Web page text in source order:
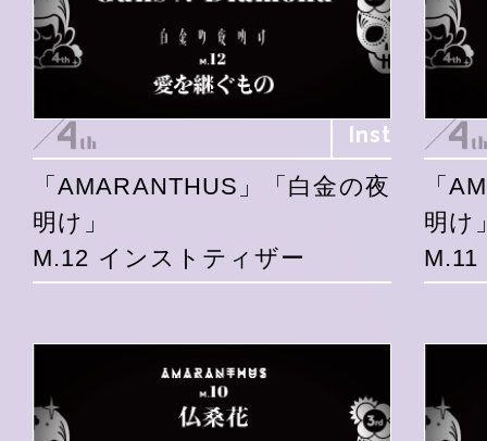
Inst
「AMARANTHUS」「白金の夜
明け」
M.12 インストティザー
「
明け